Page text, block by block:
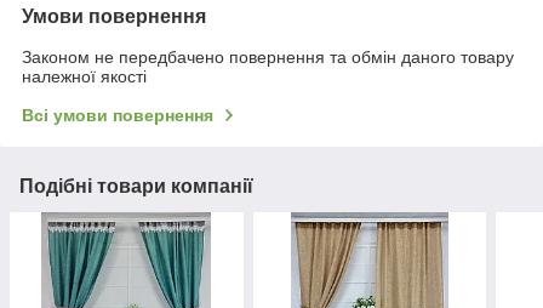
Умови повернення
Законом не передбачено повернення та обмін даного товару
належної якості
Всі умови повернення
Подібні товари компанії